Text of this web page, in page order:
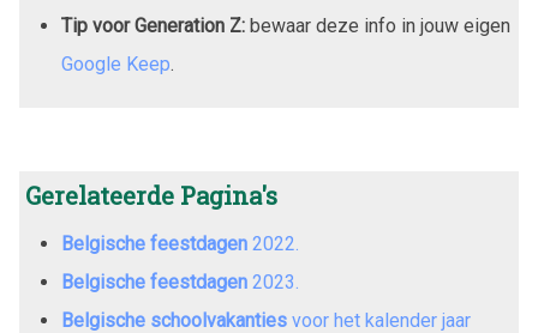
Tip voor Generation Z: bewaar deze info in jouw eigen
Google Keep.
Gerelateerde Pagina's
Belgische feestdagen 2022
Belgische feestdagen 2023
Belgische schoolvakanties voor het kalender jaar